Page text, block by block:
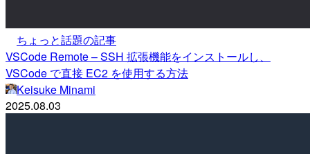
ちょっと話題の記事
VSCode Remote – SSH 拡張機能をインストールし、
VSCode で直接 EC2 を使用する方法
Keisuke Minami
2025.08.03